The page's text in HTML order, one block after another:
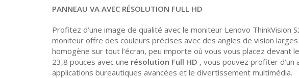
PANNEAU VA AVEC RÉSOLUTION FULL HD
Profitez d’une image de qualité avec le moniteur Lenovo ThinkVision
moniteur offre des couleurs précises avec des angles de vision
homogène sur tout l’écran, peu importe où vous vous placez devant
23,8 pouces avec une résolution Full HD , vous pouvez profiter
applications bureautiques avancées et le divertissement multimédia.